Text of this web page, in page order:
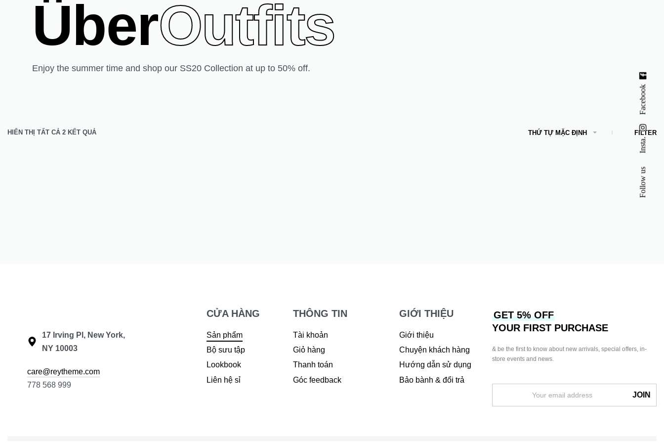
ÜberOutfits
Enjoy the summer time and shop our SS20 Collection at up to 50% off.
HIỂN THỊ TẤT CẢ 2 KẾT QUẢ FILTER
THỨ TỰ MẶC ĐỊNH
17 Irving Pl, New York,
NY 10003
care@reytheme.com
778 568 999
CỬA HÀNG
Sản phẩm
Bộ sưu tập
Lookbook
Liên hệ sỉ
THÔNG TIN
Tài khoản
Giỏ hàng
Thanh toán
Góc feedback
GIỚI THIỆU
Giới thiệu
Chuyện khách hàng
Hướng dẫn sử dụng
Bảo bành & đổi trả
GET 5% OFF
YOUR FIRST PURCHASE
& be the first to know about new arrivals, special offers, in-
store events and news.
Follow us
Insta.
Facebook